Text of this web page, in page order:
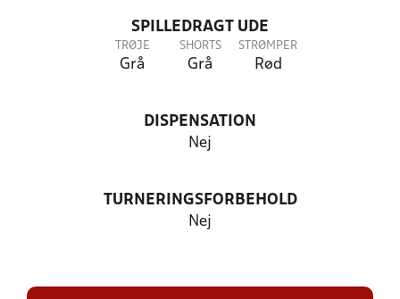
SPILLEDRAGT UDE
TRØJE
Grå
SHORTS
Grå
STRØMPER
Rød
DISPENSATION
Nej
TURNERINGSFORBEHOLD
Nej